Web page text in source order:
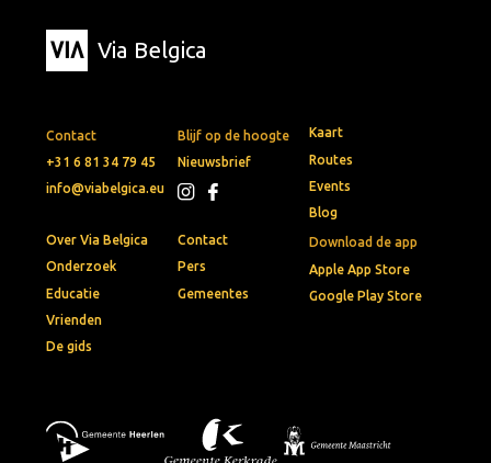
Via Belgica
Contact
+31 6 81 34 79 45
info@viabelgica.eu
Blijf op de hoogte
Nieuwsbrief
Download de app
Apple App Store
Google Play Store
Kaart
Routes
Events
Blog
Over Via Belgica
Onderzoek
Educatie
Vrienden
De gids
Contact
Pers
Gemeentes